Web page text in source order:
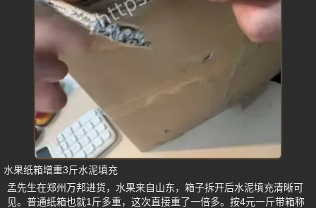
水果纸箱增重3斤水泥填充
孟先生在郑州万邦进货，水果来自山东，箱子拆开后水泥填充清晰可
见。普通纸箱也就1斤多重，这次直接重了一倍多。按4元一斤带箱称